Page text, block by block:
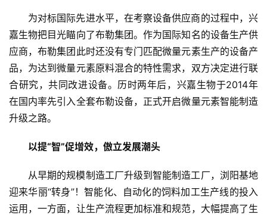
为对标国际先进水平，在考察设备供应商的过程中，兴
嘉生物把目光瞄向了布勒集团。作为国际知名的设备生产供
应商，布勒集团此时还没有专门匹配微量元素生产的设备产
品，为达到微量元素原料混合的特性需求，双方决定进行联
合研究，共同改进设备。历时两年后，兴嘉生物于2014年
在国内率先引入全套布勒设备，正式开启微量元素智能制造
升级之路。
以提“智”促增效，傲立发展潮头
从早期的规模制造工厂升级到智能制造工厂，浏阳基地
迎来华丽“转身”！智能化、自动化的饲料加工生产线的投入
运用，一方面，让生产流程更加标准和规范，大幅提高了生